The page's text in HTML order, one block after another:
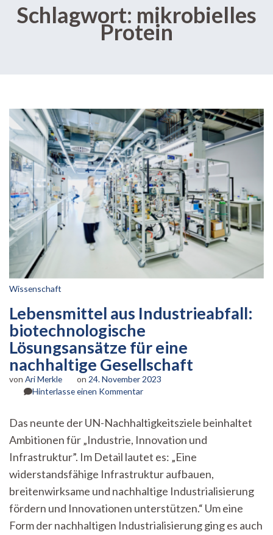
Schlagwort: mikrobielles
Protein
Wissenschaft
Lebensmittel aus Industrieabfall:
biotechnologische
Lösungsansätze für eine
nachhaltige Gesellschaft
von Ari Merkle on 24. November 2023
Hinterlasse einen Kommentarzu
Industrieabfall:
biotechnologische
Lösungsansätze
für
eine
nachhaltige
Gesellschaft
Das neunte der UN-Nachhaltigkeitsziele beinhaltet
Ambitionen für „Industrie, Innovation und
Infrastruktur”. Im Detail lautet es: „Eine
widerstandsfähige Infrastruktur aufbauen,
breitenwirksame und nachhaltige Industrialisierung
fördern und Innovationen unterstützen.“ Um eine
Form der nachhaltigen Industrialisierung ging es auch